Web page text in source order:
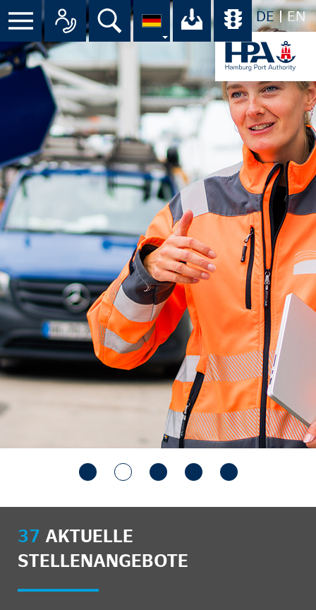
DE EN
Menü Alle Ansprechpartner im
Suche Ihr Download-
37 AKTUELLE
STELLENANGEBOTE